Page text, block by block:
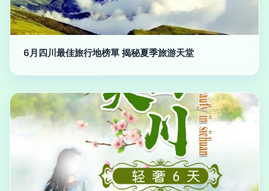
6月四川最佳旅行地榜單 揭秘夏季旅游天堂